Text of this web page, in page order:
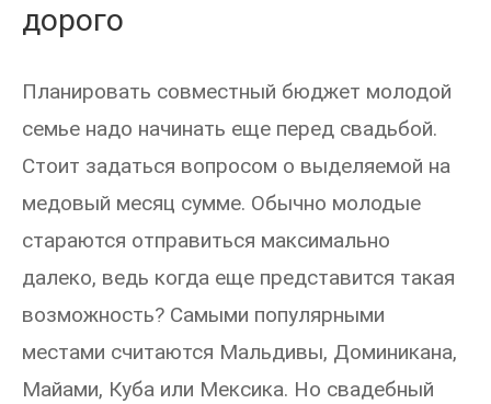
дорого
Планировать совместный бюджет молодой
семье надо начинать еще перед свадьбой.
Стоит задаться вопросом о выделяемой на
медовый месяц сумме. Обычно молодые
стараются отправиться максимально
далеко, ведь когда еще представится такая
возможность? Самыми популярными
местами считаются Мальдивы, Доминикана,
Майами, Куба или Мексика. Но свадебный